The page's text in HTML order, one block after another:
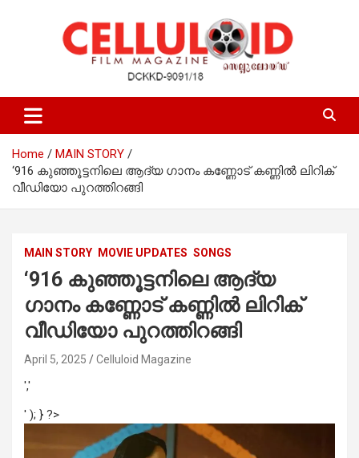
celluloid
Home
MAIN STORY
‘916 കുഞ്ഞൂട്ടനിലെ ആദ്യ ഗാനം കണ്ണോട് കണ്ണിൽ ലിറിക്
വീഡിയോ പുറത്തിറങ്ങി
MAIN STORY MOVIE UPDATES SONGS
‘916 കുഞ്ഞൂട്ടനിലെ ആദ്യ
ഗാനം കണ്ണോട് കണ്ണിൽ ലിറിക്
വീഡിയോ പുറത്തിറങ്ങി
April 5, 2025 Celluloid Magazine
','
' ); } ?>